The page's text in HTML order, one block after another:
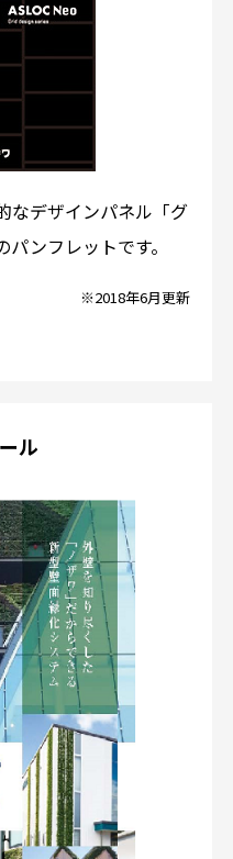
なデザインパネル「グ
ンフレットです。
※2018年6月更新
ル